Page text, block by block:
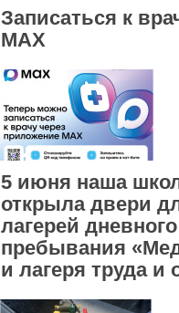
Записаться к
МАХ
5 июня наша
открыла двери
лагерей дневного
пребывания
и лагеря труда и